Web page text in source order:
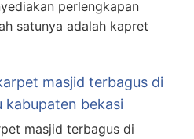
perlengkapan
satunya adalah kapret
masjid terbagus di
kabupaten bekasi
masjid terbagus di